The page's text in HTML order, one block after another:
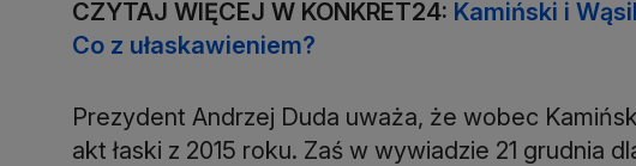
CZYTAJ WIĘCEJ W KONKRET24: Kamiński i
Co z ułaskawieniem?
Prezydent Andrzej Duda uważa, że wobec
akt łaski z 2015 roku. Zaś w wywiadzie 21 grudnia